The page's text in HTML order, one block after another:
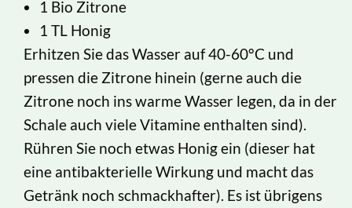
1 Bio Zitrone
1 TL Honig
Erhitzen Sie das Wasser auf 40-60°C und
pressen die Zitrone hinein (gerne auch die
Zitrone noch ins warme Wasser legen, da in der
Schale auch viele Vitamine enthalten sind).
Rühren Sie noch etwas Honig ein (dieser hat
eine antibakterielle Wirkung und macht das
Getränk noch schmackhafter). Es ist übrigens